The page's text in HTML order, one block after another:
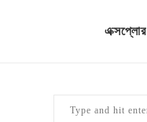
এক্সপ্লোর